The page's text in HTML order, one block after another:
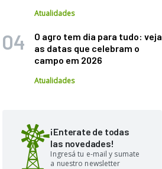
Atualidades
O agro tem dia para tudo: veja
as datas que celebram o
campo em 2026
Atualidades
¡Enterate de todas
las novedades!
Ingresá tu e-mail y sumate
a nuestro newsletter